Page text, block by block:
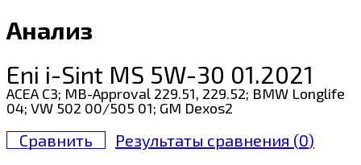
Анализ
Eni i-Sint MS 5W-30 01.2021
ACEA C3; MB-Approval 229.51, 229.52; BMW Longlife
04; VW 502 00/505 01; GM Dexos2
Сравнить Результаты сравнения (0)